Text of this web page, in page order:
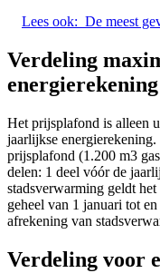
Lees ook: De meest
Verdeling
energierekening
Het prijsplafond is alleen
jaarlijkse
prijsplafond (1.200 m3
delen: 1 deel vóór de
stadsverwarming geldt
geheel van 1 januari tot
afrekening van
Verdeling voor